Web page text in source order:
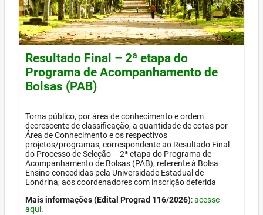
Resultado Final – 2ª etapa do
Programa de Acompanhamento de
Bolsas (PAB)
Torna público, por área de conhecimento e ordem
decrescente de classificação, a quantidade de cotas por
Área de Conhecimento e os respectivos
projetos/programas, correspondente ao Resultado Final
do Processo de Seleção – 2ª etapa do Programa de
Acompanhamento de Bolsas (PAB), referente à Bolsa
Ensino concedidas pela Universidade Estadual de
Londrina, aos coordenadores com inscrição deferida
Mais informações (Edital Prograd 116/2026):acesse
aqui.